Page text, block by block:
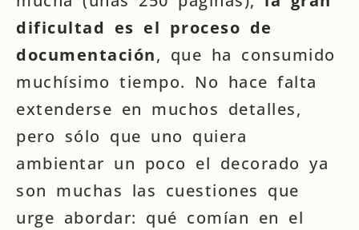
dificultad es el proceso de
documentación, que ha consumido
muchísimo tiempo. No hace falta
extenderse en muchos detalles,
pero sólo que uno quiera
ambientar un poco el decorado ya
son muchas las cuestiones que
urge abordar: qué comían en el